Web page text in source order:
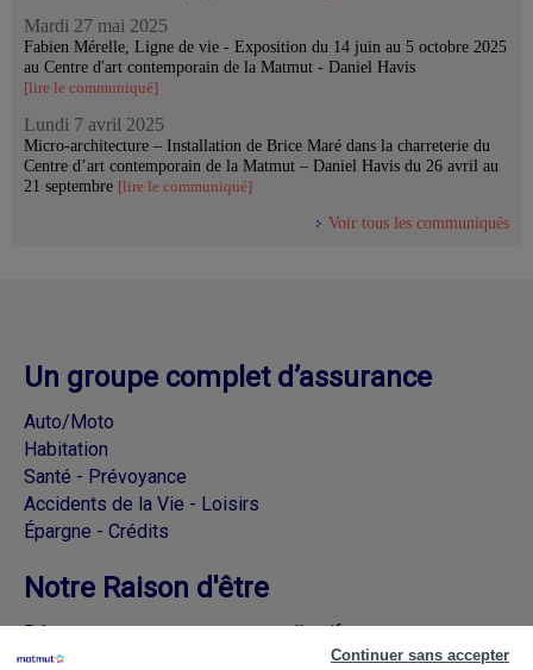
Mardi 27 mai 2025
Fabien Mérelle, Ligne de vie - Exposition du 14 juin au 5 octobre 2025
au Centre d'art contemporain de la Matmut - Daniel Havis
[lire le communiqué]
Lundi 7 avril 2025
Micro-architecture – Installation de Brice Maré dans la charreterie du
Centre d’art contemporain de la Matmut – Daniel Havis du 26 avril au
21 septembre [lire le communiqué]
Voir tous les communiqués
Un groupe complet d’assurance
Auto/Moto
Habitation
Santé - Prévoyance
Accidents de la Vie - Loisirs
Épargne - Crédits
Notre Raison d'être
Découvrez nos engagements collectifs
Continuer sans accepter